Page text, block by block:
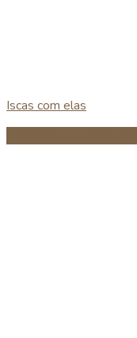
Iscas com elas